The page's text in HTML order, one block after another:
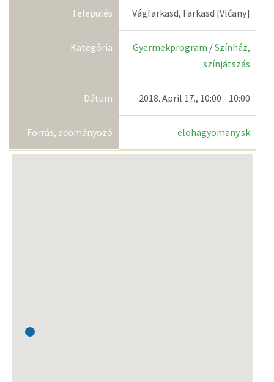
Település Vágfarkasd, Farkasd [Vlčany]
Kategória Gyermekprogram /Színház,
színjátszás
Dátum 2018. April 17., 10:00 - 10:00
Forrás, adományozó elohagyomany.sk